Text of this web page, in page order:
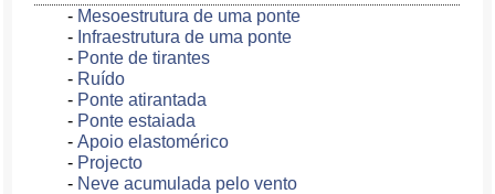
- Mesoestrutura de uma ponte
- Infraestrutura de uma ponte
- Ponte de tirantes
- Ruído
- Ponte atirantada
- Ponte estaiada
-Apoio elastomérico
- Projecto
- Neve acumulada pelo vento